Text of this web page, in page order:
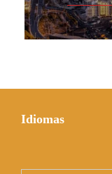
Idiomas